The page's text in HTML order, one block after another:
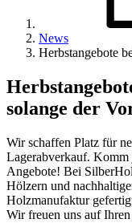
News
Herbstangebote
solange der
Wir schaffen Platz für
Lagerabverkauf.
Angebote! Bei
Hölzern und
Holzmanufaktur
Wir freuen uns auf